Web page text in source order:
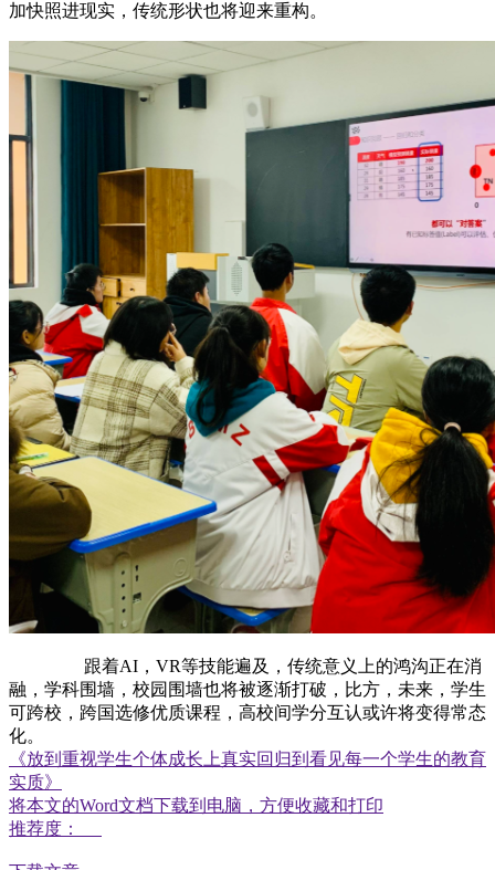
加快照进现实，传统形状也将迎来重构。
跟着AI，VR等技能遍及，传统意义上的鸿沟正在消
融，学科围墙，校园围墙也将被逐渐打破，比方，未来，学生
可跨校，跨国选修优质课程，高校间学分互认或许将变得常态
化。
《放到重视学生个体成长上真实回归到看见每一个学生的教育
实质》
将本文的Word文档下载到电脑，方便收藏和打印
推荐度：